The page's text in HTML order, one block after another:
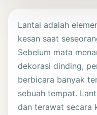
Lantai adalah
kesan saat
Sebelum mata
dekorasi dinding,
berbicara banyak
sebuah tempat.
dan terawat secara